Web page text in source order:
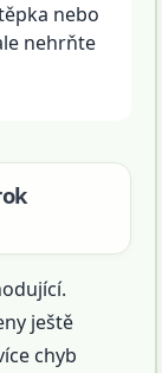
nebo
nehrňte
ještě
chyb